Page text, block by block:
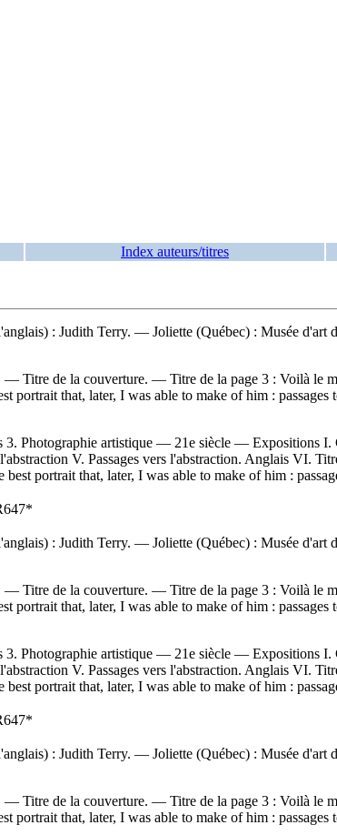
Index auteurs/titres
: Judith Terry. — Joliette (Québec) : Musée d'art
— Titre de la couverture. — Titre de la page 3 : Voilà le
portrait that, later, I was able to make of him :
Photographie artistique — 21e siècle — Expositions
V. Passages vers l'abstraction. Anglais VI.
portrait that, later, I was able to make of him :
: Judith Terry. — Joliette (Québec) : Musée d'art
— Titre de la couverture. — Titre de la page 3 : Voilà le
portrait that, later, I was able to make of him :
Photographie artistique — 21e siècle — Expositions
V. Passages vers l'abstraction. Anglais VI.
portrait that, later, I was able to make of him :
: Judith Terry. — Joliette (Québec) : Musée d'art
— Titre de la couverture. — Titre de la page 3 : Voilà le
portrait that, later, I was able to make of him :